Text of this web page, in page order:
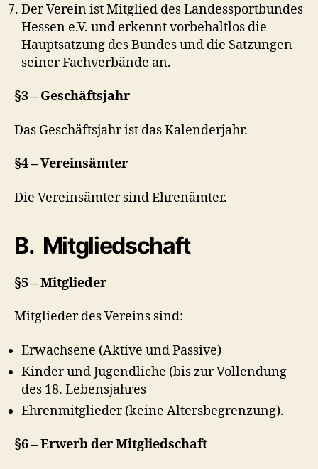
Der Verein ist Mitglied des Landessportbundes
Hessen e.V. und erkennt vorbehaltlos die
Hauptsatzung des Bundes und die Satzungen
seiner Fachverbände an.
§3 – Geschäftsjahr
Das Geschäftsjahr ist das Kalenderjahr.
§4 – Vereinsämter
Die Vereinsämter sind Ehrenämter.
B. Mitgliedschaft
§5 – Mitglieder
Mitglieder des Vereins sind:
Erwachsene (Aktive und Passive)
Kinder und Jugendliche (bis zur Vollendung
des 18. Lebensjahres
Ehrenmitglieder (keine Altersbegrenzung).
§6 – Erwerb der Mitgliedschaft